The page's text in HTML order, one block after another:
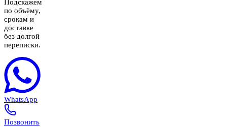
Подскажем
по объёму,
срокам и
доставке
без долгой
переписки.
WhatsApp
Позвонить